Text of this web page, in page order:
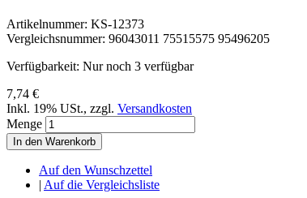
Artikelnummer: KS-12373
Vergleichsnummer: 96043011 75515575 95496205
Verfügbarkeit: Nur noch 3 verfügbar
7,74 €
Inkl. 19% USt., zzgl. Versandkosten
Menge
In den Warenkorb
Auf den Wunschzettel
| Auf die Vergleichsliste